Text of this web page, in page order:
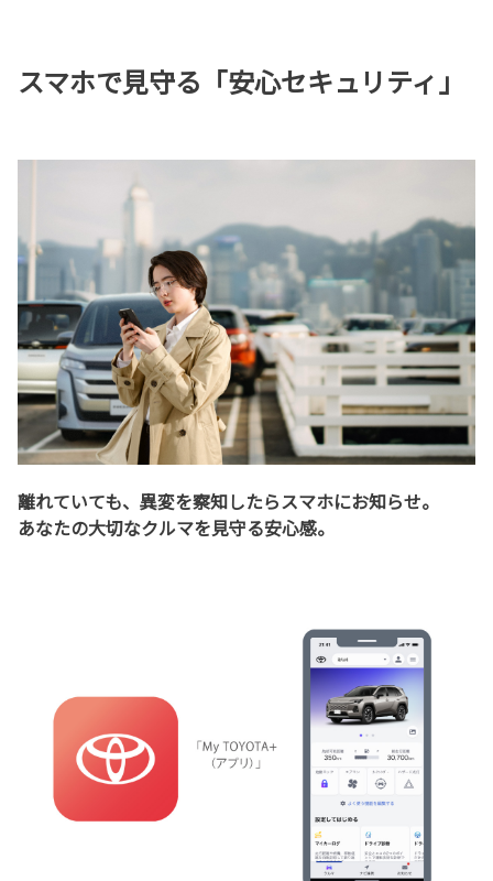
スマホで見守る「安心セキュリティ」
離れていても、異変を察知したらスマホにお知らせ。
あなたの大切なクルマを見守る安心感。